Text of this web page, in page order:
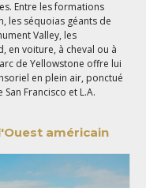
Entre les formations
les séquoias géants de
Valley, les
en voiture, à cheval ou à
de Yellowstone offre lui
en plein air, ponctué
Francisco et L.A.
américain